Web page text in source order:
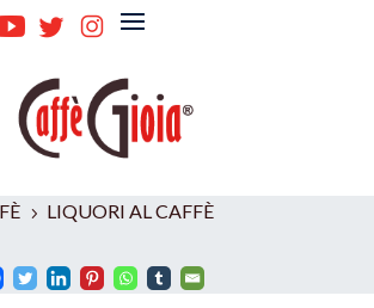
5 LIQUORI AL CAFFÈ